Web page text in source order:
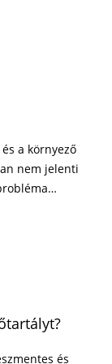
hanem az
a környező
nem jelenti
és